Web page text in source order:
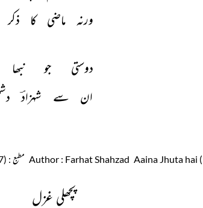
ورنہ
ماضی کا ذکر
دوستی جو نبھا
ان
سے شہزادؔ
Author : Farhat Shahzad مطبع : Al-hamd Publication (1997)
پچھلی غزل